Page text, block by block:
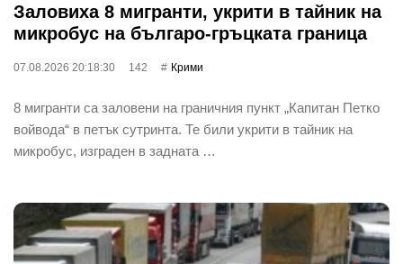
Заловиха 8 мигранти, укрити в тайник на
микробус на българо-гръцката граница
07.08.2026 20:18:30 142 Крими
8 мигранти са заловени на граничния пункт „Капитан Петко
войвода“ в петък сутринта. Те били укрити в тайник на
микробус, изграден в задната …